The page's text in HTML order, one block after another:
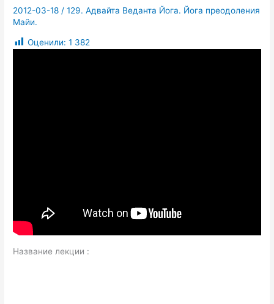
2012-03-18 /129. Адвайта Веданта Йога. Йога преодоления
Майи.
Оценили: 1 382
Название лекции :